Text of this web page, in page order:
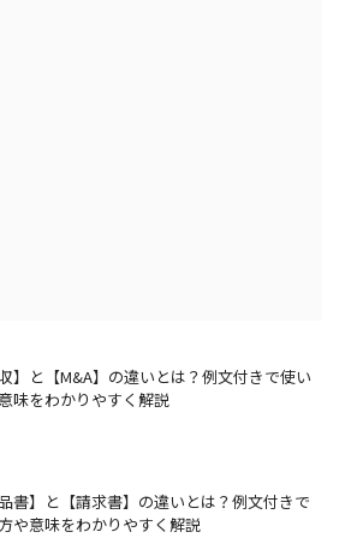
収】と【M&A】の違いとは？例文付きで使い
味をわかりやすく解説
品書】と【請求書】の違いとは？例文付きで
や意味をわかりやすく解説